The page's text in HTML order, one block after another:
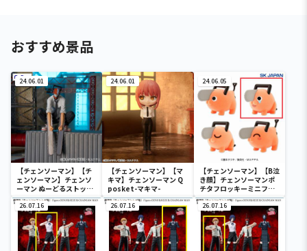
おすすめ景品
24.06.01
【チェンソーマン】【チ
ェンソーマン】チェンソ
ーマン ぬーどるストッパ
ーフィギュアーチェンソ
ーマンー
24.06.01
【チェンソーマン】【マ
キマ】チェンソーマン Q
posket-マキマ-
24.06.05
【チェンソーマン】【B泣
き顔】チェンソーマンポ
チタフロッキーミニフィ
ギュア
26.07.16 26.07.16 26.07.16